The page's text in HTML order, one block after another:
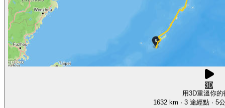
3D
用3D重溫你的
1632 km · 3 途經點· 5